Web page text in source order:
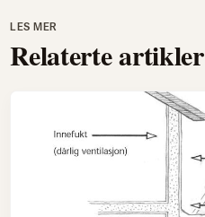
LES MER
Relaterte artikler